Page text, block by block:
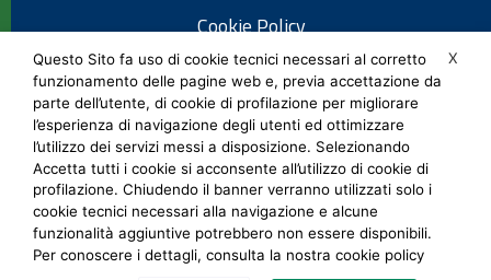
Cookie Policy
Informativa privacy
Note legali
Social Media Policy
X
Questo Sito fa uso di cookie tecnici necessari al corretto
funzionamento delle pagine web e, previa accettazione da
parte dell’utente, di cookie di profilazione per migliorare
l’esperienza di navigazione degli utenti ed ottimizzare
l’utilizzo dei servizi messi a disposizione. Selezionando
Accetta tutti i cookie si acconsente all’utilizzo di cookie di
profilazione. Chiudendo il banner verranno utilizzati solo i
cookie tecnici necessari alla navigazione e alcune
funzionalità aggiuntive potrebbero non essere disponibili.
Per conoscere i dettagli, consulta la nostra cookie policy